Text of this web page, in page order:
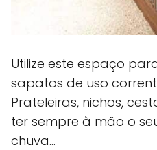
Utilize este espaço
sapatos de uso
Prateleiras, nichos,
ter sempre à mão o
chuva...